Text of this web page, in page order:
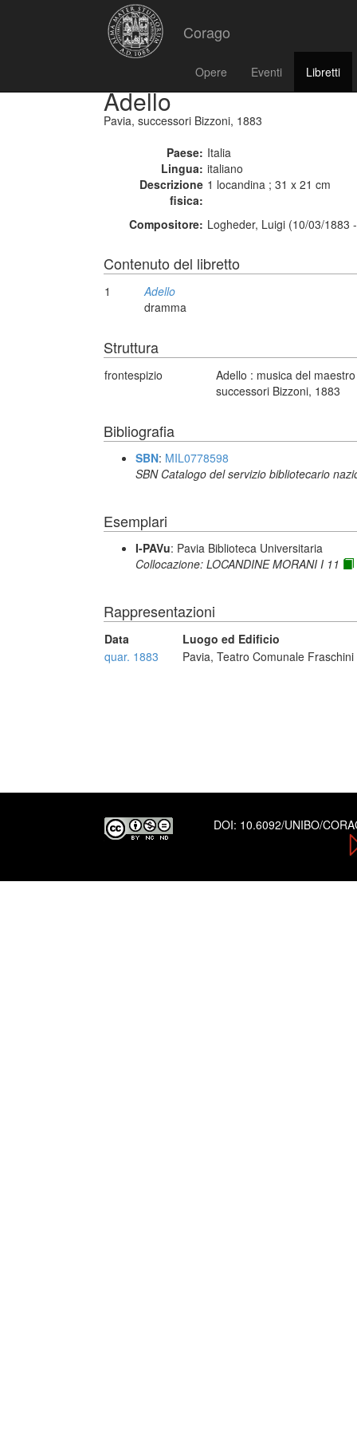
Corago
Opere Eventi Libretti
Adello
Pavia, successori Bizzoni, 1883
Paese: Italia
Lingua: italiano
Descrizione
fisica:
1 locandina ; 31 x 21 cm
Compositore: Logheder, Luigi (10/03/1883
Contenuto del libretto
1
Adello
dramma
Struttura
frontespizio
Adello : musica del
successori Bizzoni, 1883
Bibliografia
SBN: MIL0778598
SBN Catalogo del servizio bibliotecario
Esemplari
I-PAVu: Pavia Biblioteca Universitaria
Collocazione: LOCANDINE MORANI I 11
Rappresentazioni
Data
Luogo ed Edificio
quar. 1883
Pavia, Teatro Comunale Fraschini
DOI: 10.6092/UNIBO/